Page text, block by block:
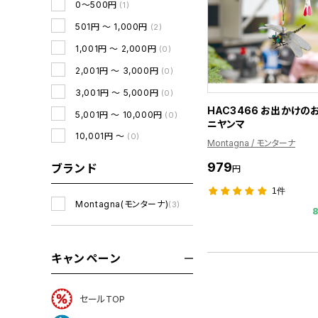
0～500円 (1)
501円 ～ 1,000円 (2)
1,001円 ～ 2,000円 (0)
2,001円 ～ 3,000円 (0)
3,001円 ～ 5,000円 (0)
5,001円 ～ 10,000円 (0)
10,001円 ～ (0)
ブランド
Montagna(モンターナ)(3)
キャンペーン
セールTOP
HAC3466 お出かけの
ニヤンマ
Montagna / モンターナ
979円
1件